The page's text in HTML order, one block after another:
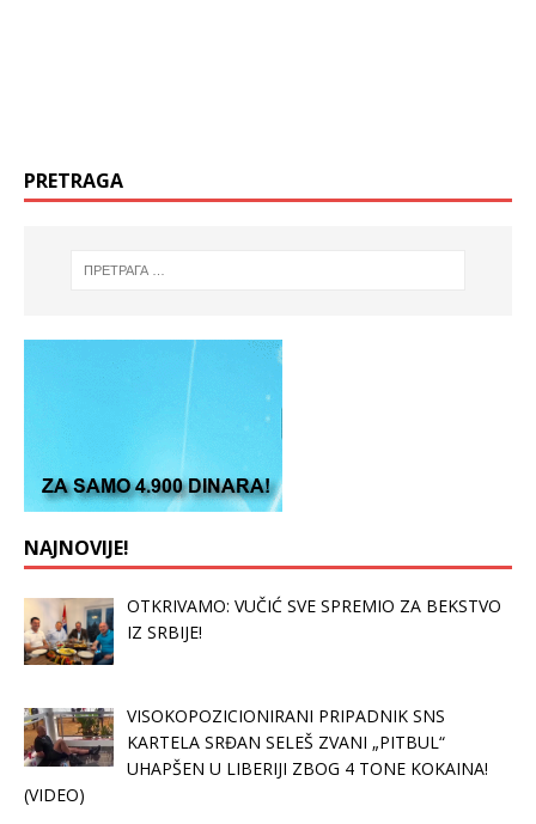
PRETRAGA
NAJNOVIJE!
OTKRIVAMO: VUČIĆ SVE SPREMIO ZA BEKSTVO
IZ SRBIJE!
VISOKOPOZICIONIRANI PRIPADNIK SNS
KARTELA SRĐAN SELEŠ ZVANI „PITBUL“
UHAPŠEN U LIBERIJI ZBOG 4 TONE KOKAINA!
(VIDEO)